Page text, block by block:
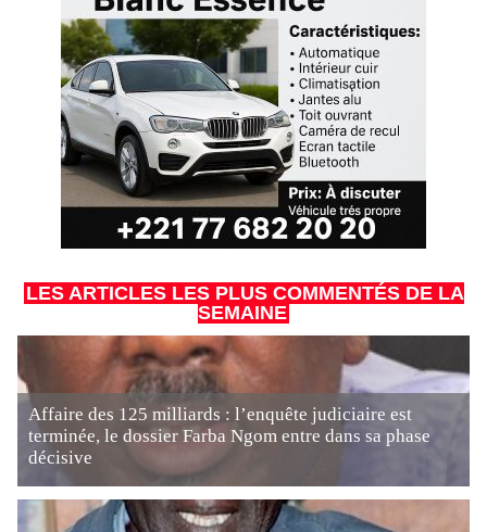
LES ARTICLES LES PLUS COMMENTÉS DE LA
SEMAINE
Affaire des 125 milliards : l’enquête judiciaire est
terminée, le dossier Farba Ngom entre dans sa phase
décisive